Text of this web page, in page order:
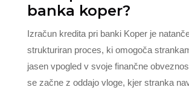
banka koper?
Izračun kredita pri banki Koper je
strukturiran proces, ki omogoča
jasen vpogled v svoje finančne
se začne z oddajo vloge, kjer stranka